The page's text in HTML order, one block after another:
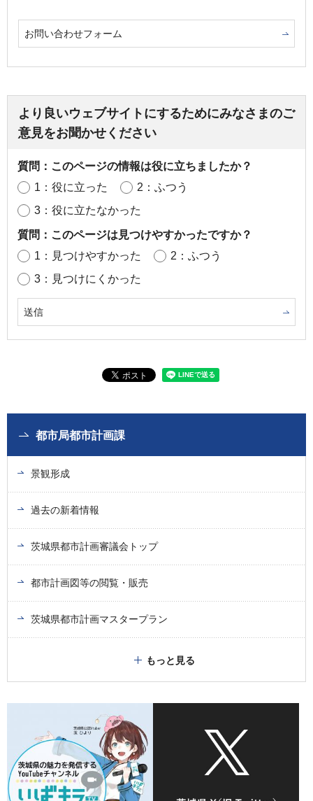
お問い合わせフォーム
より良いウェブサイトにするためにみなさまのご
意見をお聞かせください
質問：このページの情報は役に立ちましたか？
1：役に立った
2：ふつう
3：役に立たなかった
質問：このページは見つけやすかったですか？
1：見つけやすかった
2：ふつう
3：見つけにくかった
都市局都市計画課
景観形成
過去の新着情報
茨城県都市計画審議会トップ
都市計画図等の閲覧・販売
茨城県都市計画マスタープラン
もっと見る